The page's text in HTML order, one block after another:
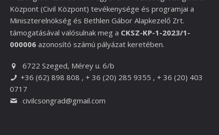
Központ (Civil Központ) tevékenysége és programjai a
Miniszterelnökség és Bethlen Gábor Alapkezelő Zrt.
támogatásával valósulnak meg a CKSZ-KP-1-2023/1-
000006 azonosító számú pályázat keretében.
6722 Szeged, Mérey u. 6/b
+36 (62) 898 808 , + 36 (20) 285 9355 , + 36 (20) 403
0717
civilcsongrad@gmail.com